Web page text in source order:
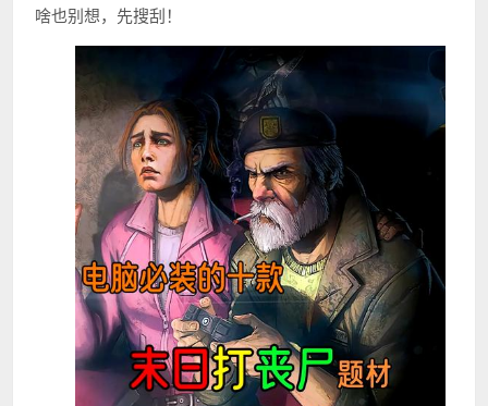
啥也别想，先搜刮！